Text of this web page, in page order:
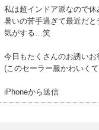
私は超インドア派なので
暑いの苦手過ぎて最近だ
気がする…笑
今日もたくさんのお誘いお
(このセーラー服かわいく
iPhoneから送信